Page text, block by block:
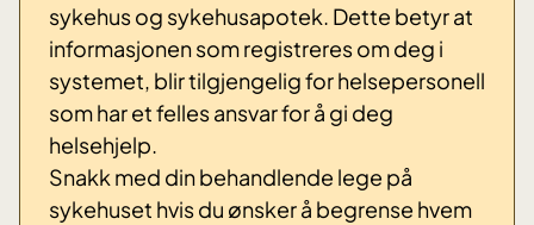
sykehus og sykehusapotek. Dette betyr at
informasjonen som registreres om deg i
systemet, blir tilgjengelig for helsepersonell
som har et felles ansvar for å gi deg
helsehjelp.
Snakk med din behandlende lege på
sykehuset hvis du ønsker å begrense hvem